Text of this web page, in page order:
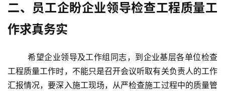
二、员工企盼企业领导检查工程质量工
作求真务实
	希望企业领导及工作组同志，到企业基层各单位检查
工程质量工作时，不能只是召开会议听取有关负责人的工作
汇报情况，要深入施工现场，从严检查施工过程中的质量管